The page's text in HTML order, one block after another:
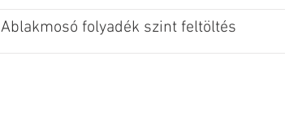
Ablakmosó folyadék szint feltöltés